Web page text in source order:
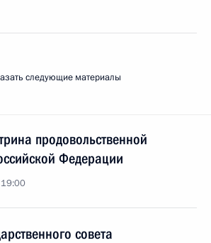
следующие материалы
продовольственной
Федерации
19:00
совета